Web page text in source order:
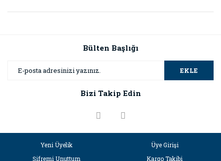
Görüş ve önerileriniz için teşekkür ederiz.
Ürün resmi kalitesiz, bozuk veya görüntülenemiyor.
Ürün bilgilerinde hatalar bulunuyor.
Bülten Başlığı
EKLE
Bizi Takip Edin
Yeni Üyelik
Üye Girişi
Şifremi Unuttum
Kargo Takibi